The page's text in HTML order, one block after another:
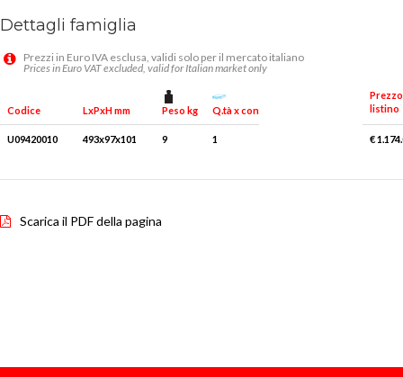
Dettagli famiglia
Prezzi in Euro IVA esclusa, validi solo per il mercato italiano
Prices in Euro VAT excluded, valid for Italian market only
Codice LxPxH mm Peso kg Q.tà x conf.
Prezzo
listino
U09420010 493x97x101 9 1 €
Scarica il PDF della pagina